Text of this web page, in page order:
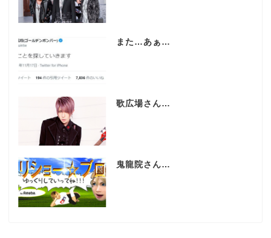
また…あぁ…
歌広場さん…
鬼龍院さん…